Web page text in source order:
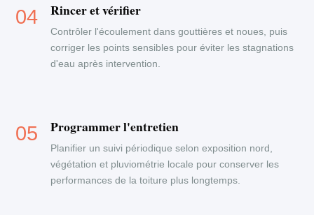
Rincer et vérifier
Contrôler l'écoulement dans gouttières et noues, puis
corriger les points sensibles pour éviter les stagnations
d'eau après intervention.
Programmer l'entretien
Planifier un suivi périodique selon exposition nord,
végétation et pluviométrie locale pour conserver les
performances de la toiture plus longtemps.